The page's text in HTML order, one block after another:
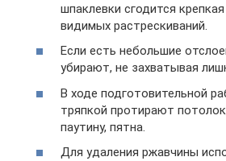
шпаклевки сгодится
видимых растрескиваний.
Если есть небольшие
убирают, не захватывая
В ходе подготовительной
тряпкой протирают
паутину, пятна.
Для удаления ржавчины